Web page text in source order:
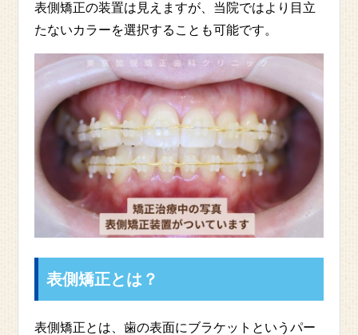
表側矯正の装置は見えますが、当院ではより目立
たないカラーを選択することも可能です。
表側矯正とは？
表側矯正とは、歯の表面にブラケットというパー